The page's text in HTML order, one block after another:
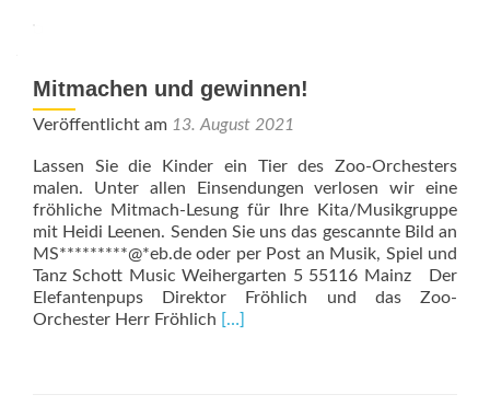
Mitmachen und gewinnen!
Veröffentlicht am 13. August 2021
Lassen Sie die Kinder ein Tier des Zoo-Orchesters
malen. Unter allen Einsendungen verlosen wir eine
fröhliche Mitmach-Lesung für Ihre Kita/Musikgruppe
mit Heidi Leenen. Senden Sie uns das gescannte Bild an
MS*********@*eb.de oder per Post an Musik, Spiel und
Tanz Schott Music Weihergarten 5 55116 Mainz Der
Elefantenpups Direktor Fröhlich und das Zoo-
Orchester Herr Fröhlich Read
[…]